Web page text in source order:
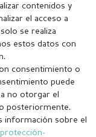
contenidos y
el acceso a
se realiza
estos datos con
consentimiento o
puede
no otorgar el
posteriormente.
información sobre el